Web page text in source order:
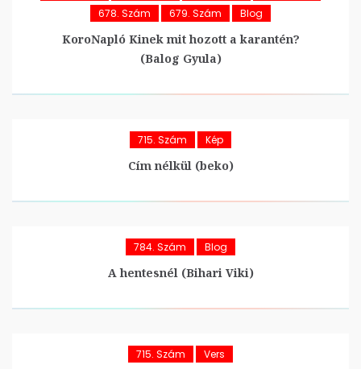
678. Szám
679. Szám Blog
KoroNapló Kinek mit hozott a karantén?
(Balog Gyula)
715. Szám Kép
Cím nélkül (beko)
784. Szám Blog
A hentesnél (Bihari Viki)
715. Szám Vers